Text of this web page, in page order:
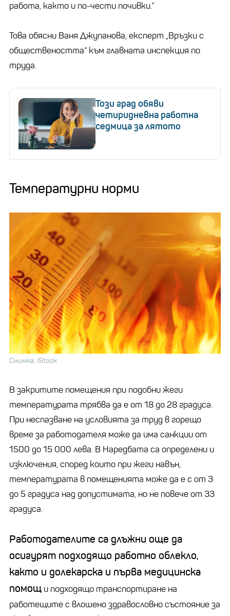
работа, както и по-чести почивки.“
Това обясни Ваня Джупанова, експерт „Връзки с
обществеността“ към главната инспекция по
труда.
Този град обяви
четиридневна работна
седмица за лятото
Температурни норми
Снимка: iStock
В закритите помещения при подобни жеги
температурата трябва да е от 18 до 28 градуса.
При неспазване на условията за труд в горещо
време за работодателя може да има санкции от
1500 до 15 000 лева. В Наредбата са определени и
изключения, според които при жеги навън,
температурата в помещенията може да е с от 3
до 5 градуса над допустимата, но не повече от 33
градуса.
Работодателите са длъжни още да
осигурят подходящо работно облекло,
както и долекарска и първа медицинска
помощ и подходящо транспортиране на
работещите с влошено здравословно състояние за